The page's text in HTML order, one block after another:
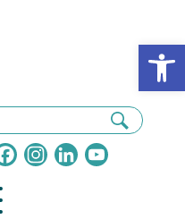
Facebook
Instagram
LinkedInYouTube